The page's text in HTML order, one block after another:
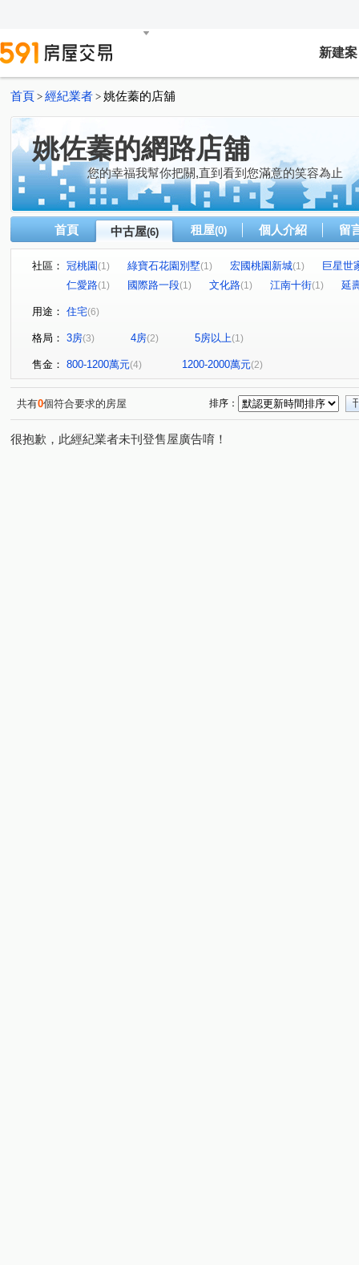
新建案
首頁 > 經紀業者 > 姚佐蓁的店舖
姚佐蓁的網路店舖
您的幸福我幫你把關,直到看到您滿意的笑容為止
首頁 中古屋(6) 租屋(0) 個人介紹 留
社區： 冠桃園(1) 綠寶石花園別墅(1) 宏國桃園新城(1)
巨星世
仁愛路(1) 國際路一段(1) 文化路(1) 江南十街(1) 延
用途： 住宅(6)
格局： 3房(3) 4房(2) 5房以上(1)
售金： 800-1200萬元(4) 1200-2000萬元(2)
共有0個符合要求的房屋 排序：
很抱歉，此經紀業者未刊登售屋廣告唷！